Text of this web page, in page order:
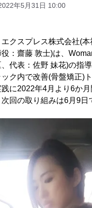
年5月31日 10:00
クスプレス株式会社(
：齋藤 敦士)は、
代表：佐野 妹花)の指
ク内で改善(骨盤矯正)
に2022年4月より6か
回の取り組みは6月9日